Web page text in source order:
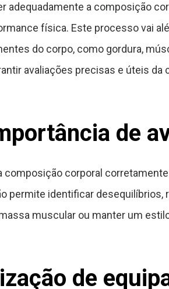
adequadamente a composição
física. Este processo vai
do corpo, como gordura,
avaliações precisas e úteis da
de
composição corporal
permite identificar
muscular ou manter um
de